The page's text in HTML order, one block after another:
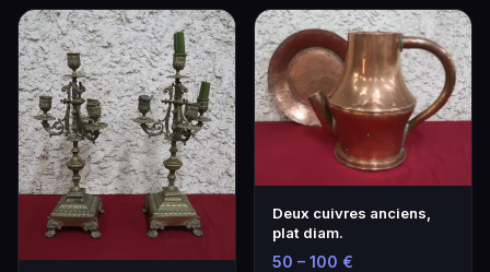
Deux cuivres anciens,
plat diam.
50 – 100 €